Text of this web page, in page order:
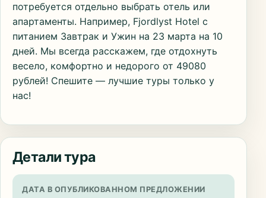
потребуется отдельно выбрать отель или
апартаменты. Например, Fjordlyst Hotel с
питанием Завтрак и Ужин на 23 марта на 10
дней. Мы всегда расскажем, где отдохнуть
весело, комфортно и недорого от 49080
рублей! Спешите — лучшие туры только у
нас!
Детали тура
ДАТА В ОПУБЛИКОВАННОМ ПРЕДЛОЖЕНИИ